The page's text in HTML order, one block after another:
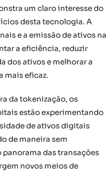
um claro interesse do
desta tecnologia. A
e a emissão de ativos na
a eficiência, reduzir
dos ativos e melhorar a
mais eficaz.
da tokenização, os
estão experimentando
de ativos digitais
de maneira sem
das transações
novos meios de